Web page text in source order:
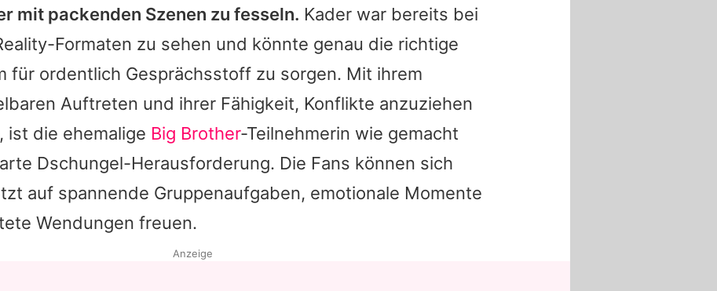
mit packenden Szenen zu fesseln. Kader war bereits bei
Formaten zu sehen und könnte genau die richtige
für ordentlich Gesprächsstoff zu sorgen. Mit ihrem
Auftreten und ihrer Fähigkeit, Konflikte anzuziehen
ist die ehemalige Big Brother-Teilnehmerin wie gemacht
Dschungel-Herausforderung. Die Fans können sich
auf spannende Gruppenaufgaben, emotionale Momente
Wendungen freuen.
Anzeige